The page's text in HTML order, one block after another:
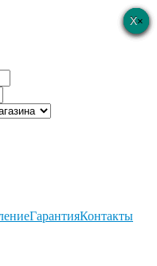
×
ГарантияКонтакты
×
×
×
×